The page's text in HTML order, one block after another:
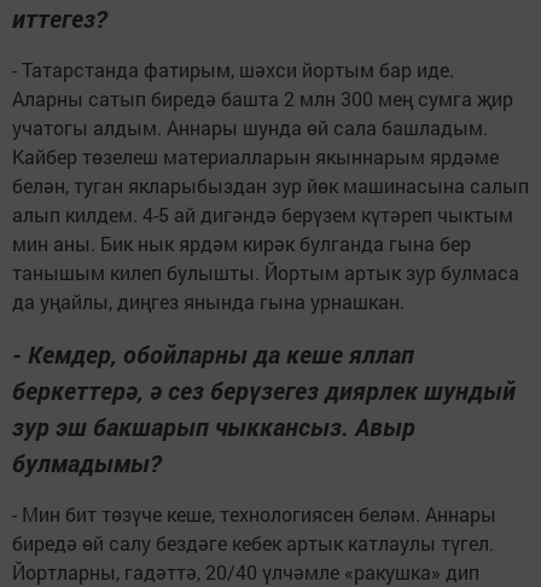
иттегез?
- Татарстанда фатирым, шәхси йортым бар иде.
Аларны сатып биредә башта 2 млн 300 мең сумга җир
учатогы алдым. Аннары шунда өй сала башладым.
Кайбер төзелеш материалларын якыннарым ярдәме
белән, туган якларыбыздан зур йөк машинасына салып
алып килдем. 4-5 ай дигәндә берүзем күтәреп чыктым
мин аны. Бик нык ярдәм кирәк булганда гына бер
танышым килеп булышты. Йортым артык зур булмаса
да уңайлы, диңгез янында гына урнашкан.
- Кемдер, обойларны да кеше яллап
беркеттерә, ә сез берүзегез диярлек шундый
зур эш бакшарып чыккансыз. Авыр
булмадымы?
- Мин бит төзүче кеше, технологиясен беләм. Аннары
биредә өй салу бездәге кебек артык катлаулы түгел.
Йортларны, гадәттә, 20/40 үлчәмле «ракушка» дип